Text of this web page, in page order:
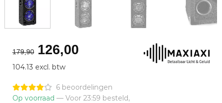
179,90 Oorspronkelijke
prijs
was:
€179,90.
126,00Huidige
€126,00.
104.13 excl. btw
6 beoordelingen
Op voorraad — Voor 23:59 besteld,